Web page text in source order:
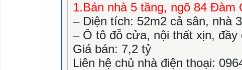
1.Bán nhà 5 tầng, ngõ 84 Đàm
– Diện tích: 52m2 cả sân, nhà
– Ô tô đỗ cửa, nội thất xịn,
Giá bán: 7,2 tỷ
Liên hệ chủ nhà điện thoại: